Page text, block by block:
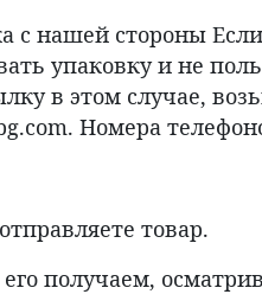
с нашей стороны Если
упаковку и не
в этом случае,
Номера
товар.
получаем,